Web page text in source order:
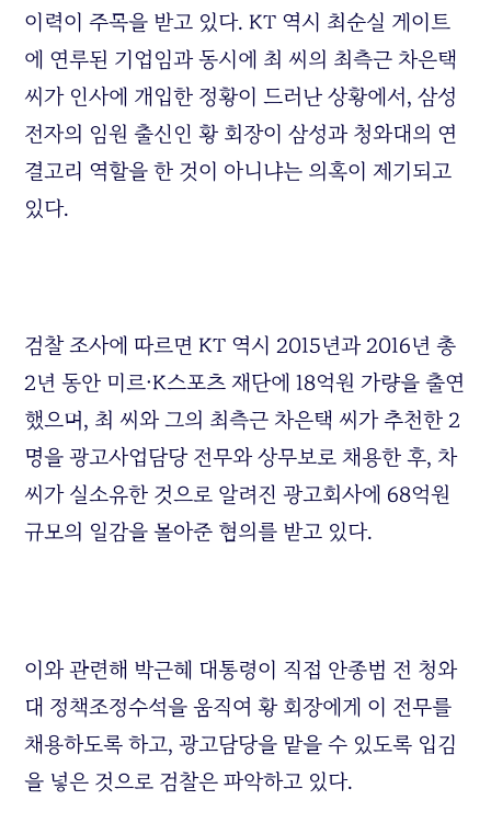
이력이 주목을 받고 있다. KT 역시 최순실 게이트
에 연루된 기업임과 동시에 최 씨의 최측근 차은택
씨가 인사에 개입한 정황이 드러난 상황에서, 삼성
전자의 임원 출신인 황 회장이 삼성과 청와대의 연
결고리 역할을 한 것이 아니냐는 의혹이 제기되고
있다.
검찰 조사에 따르면 KT 역시 2015년과 2016년 총
2년 동안 미르·K스포츠 재단에 18억원 가량을 출연
했으며, 최 씨와 그의 최측근 차은택 씨가 추천한 2
명을 광고사업담당 전무와 상무보로 채용한 후, 차
씨가 실소유한 것으로 알려진 광고회사에 68억원
규모의 일감을 몰아준 혐의를 받고 있다.
이와 관련해 박근혜 대통령이 직접 안종범 전 청와
대 정책조정수석을 움직여 황 회장에게 이 전무를
채용하도록 하고, 광고담당을 맡을 수 있도록 입김
을 넣은 것으로 검찰은 파악하고 있다.